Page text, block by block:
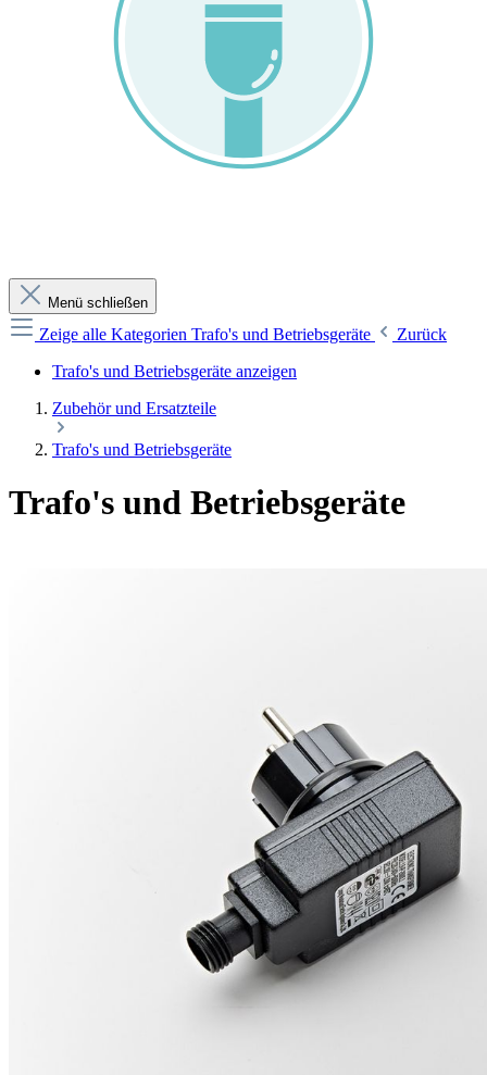
Menü schließen
Zeige alle Kategorien Trafo's und Betriebsgeräte
Zurück
Trafo's und Betriebsgeräte anzeigen
Zubehör und Ersatzteile
Trafo's und Betriebsgeräte
Trafo's und Betriebsgeräte